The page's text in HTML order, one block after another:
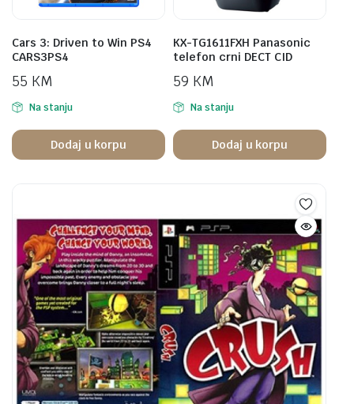
Cars 3: Driven to Win PS4
CARS3PS4
55 KM
Na stanju
Dodaj u korpu
KX-TG1611FXH Panasonic
telefon crni DECT CID
59 KM
Na stanju
Dodaj u korpu